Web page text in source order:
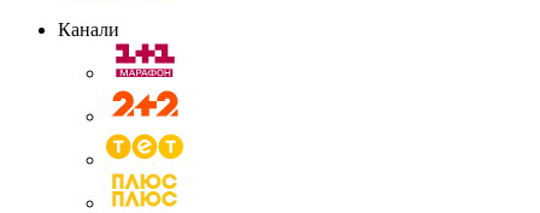
Канали